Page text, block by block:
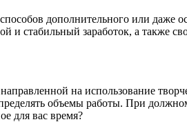
дополнительного или даже
и стабильный заработок, а также
на использование
объемы работы. При
для вас время?